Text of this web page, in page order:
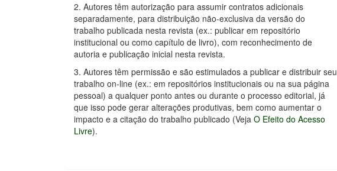
2. Autores têm autorização para assumir contratos adicionais
separadamente, para distribuição não-exclusiva da versão do
trabalho publicada nesta revista (ex.: publicar em repositório
institucional ou como capítulo de livro), com reconhecimento de
autoria e publicação inicial nesta revista.
3. Autores têm permissão e são estimulados a publicar e distribuir seu
trabalho on-line (ex.: em repositórios institucionais ou na sua página
pessoal) a qualquer ponto antes ou durante o processo editorial, já
que isso pode gerar alterações produtivas, bem como aumentar o
impacto e a citação do trabalho publicado (VejaO Efeito do Acesso
Livre).